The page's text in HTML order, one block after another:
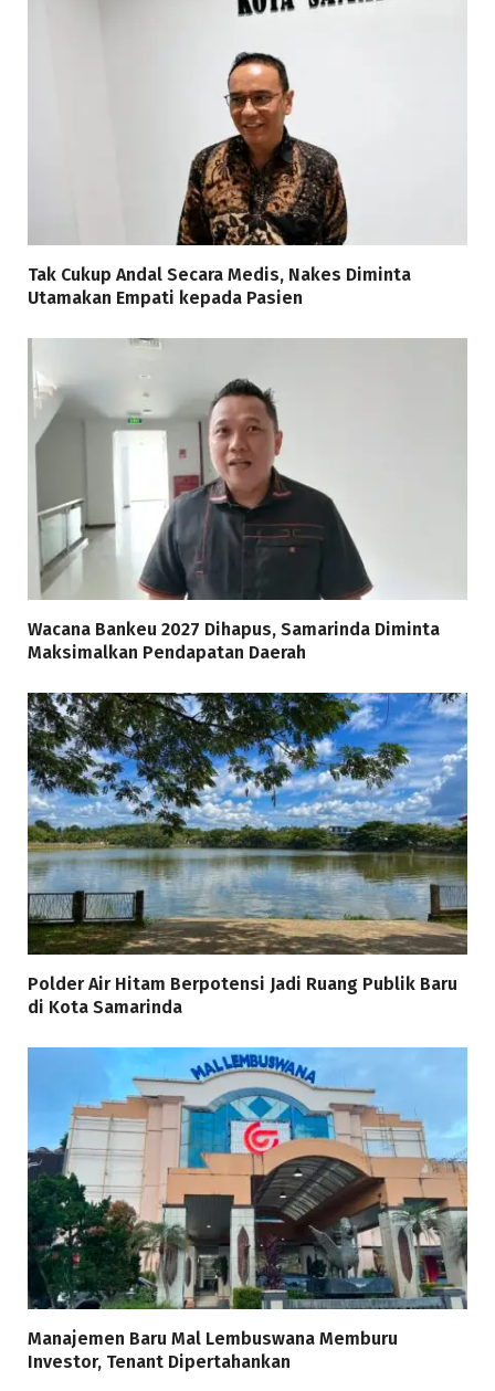
Tak Cukup Andal Secara Medis, Nakes Diminta
Utamakan Empati kepada Pasien
Wacana Bankeu 2027 Dihapus, Samarinda Diminta
Maksimalkan Pendapatan Daerah
Polder Air Hitam Berpotensi Jadi Ruang Publik Baru
di Kota Samarinda
Manajemen Baru Mal Lembuswana Memburu
Investor, Tenant Dipertahankan